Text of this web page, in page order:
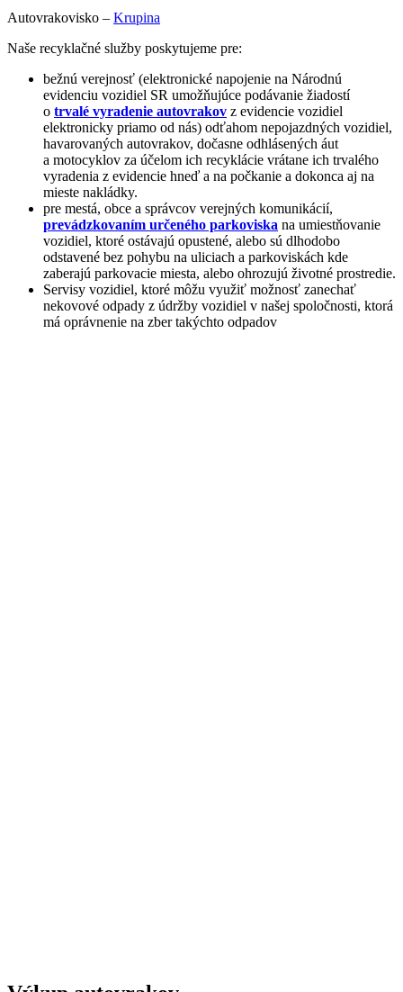
Autovrakovisko – Krupina
Naše recyklačné služby poskytujeme pre:
bežnú verejnosť (elektronické napojenie na Národnú
evidenciu vozidiel SR umožňujúce podávanie žiadostí
o trvalé vyradenie autovrakov z evidencie vozidiel
elektronicky priamo od nás) odťahom nepojazdných vozidiel,
havarovaných autovrakov, dočasne odhlásených áut
a motocyklov za účelom ich recyklácie vrátane ich trvalého
vyradenia z evidencie hneď a na počkanie a dokonca aj na
mieste nakládky.
pre mestá, obce a správcov verejných komunikácií,
prevádzkovaním určeného parkoviska na umiestňovanie
vozidiel, ktoré ostávajú opustené, alebo sú dlhodobo
odstavené bez pohybu na uliciach a parkoviskách kde
zaberajú parkovacie miesta, alebo ohrozujú životné prostredie.
Servisy vozidiel, ktoré môžu využiť možnosť zanechať
nekovové odpady z údržby vozidiel v našej spoločnosti, ktorá
má oprávnenie na zber takýchto odpadov